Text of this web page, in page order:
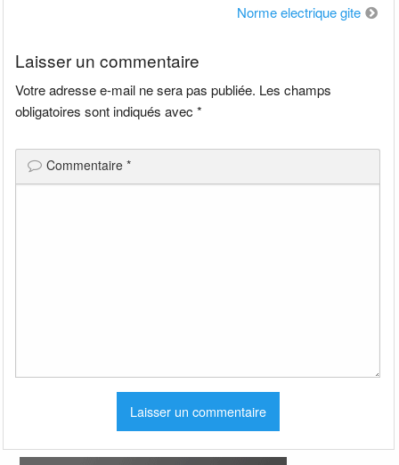
Norme electrique gite
Laisser un commentaire
Votre adresse e-mail ne sera pas publiée. Les champs
obligatoires sont indiqués avec*
Commentaire*